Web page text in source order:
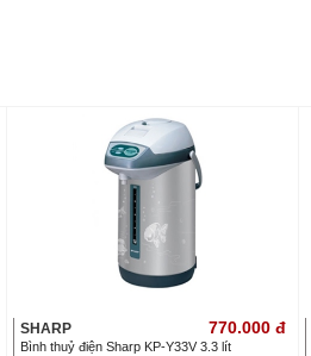
SHARP 770.000 đ
Bình thuỷ điện Sharp KP-Y33V 3.3 lít